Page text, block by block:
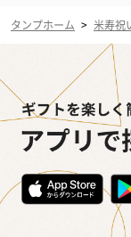
タンプホーム > 米寿祝